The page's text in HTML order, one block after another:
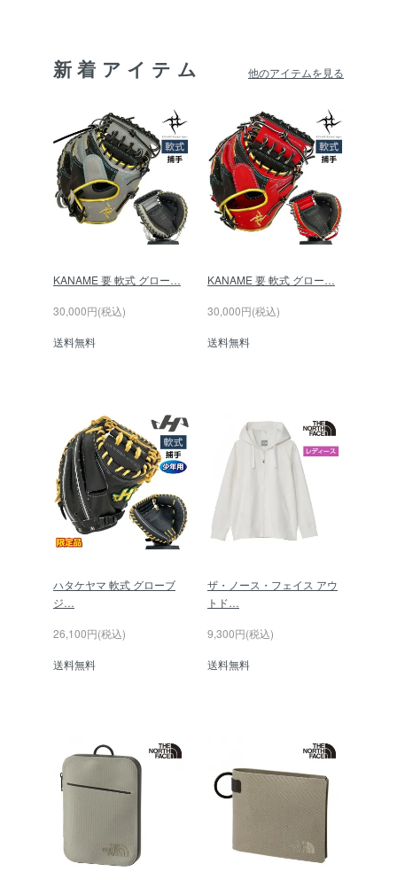
新着アイテム 他のアイテムを見る
KANAME 要 軟式 グロー…
30,000円(税込)
送料無料
KANAME 要 軟式 グロー…
30,000円(税込)
送料無料
ハタケヤマ 軟式 グローブ
ジ…
26,100円(税込)
送料無料
ザ・ノース・フェイス アウ
トド…
9,300円(税込)
送料無料